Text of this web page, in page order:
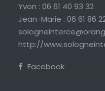
Yvon : 06 61 40 93 32
Jean-Marie : 06 61 86
http://
Facebook